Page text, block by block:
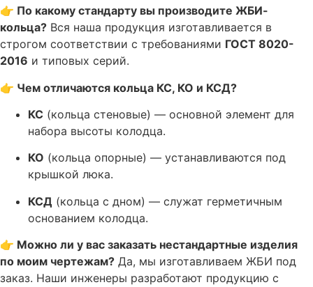
👉 По какому стандарту вы производите ЖБИ-
кольца? Вся наша продукция изготавливается в
строгом соответствии с требованиями ГОСТ 8020-
2016 и типовых серий.
👉 Чем отличаются кольца КС, КО и КСД?
КС (кольца стеновые) — основной элемент для
набора высоты колодца.
КО (кольца опорные) — устанавливаются под
крышкой люка.
КСД (кольца с дном) — служат герметичным
основанием колодца.
👉 Можно ли у вас заказать нестандартные изделия
по моим чертежам? Да, мы изготавливаем ЖБИ под
заказ. Наши инженеры разработают продукцию с